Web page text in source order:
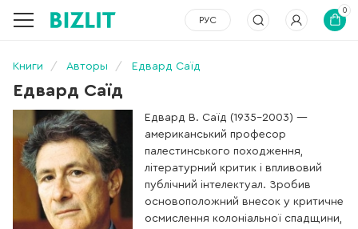
РУС
0
Книги Авторы Едвард Саїд
Едвард Саїд
Едвард В. Саїд (1935–2003) —
американський професор
палестинського походження,
літературний критик і впливовий
публічний інтелектуал. Зробив
основоположний внесок у критичне
осмислення колоніальної спадщини,